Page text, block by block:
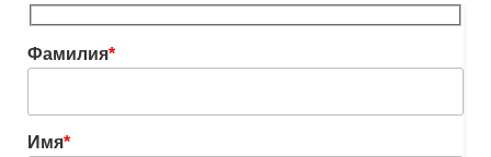
Фамилия*
Имя*